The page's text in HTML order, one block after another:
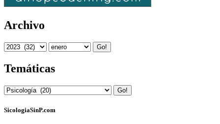
Archivo
Go!
Temáticas
Go!
SicologiaSinP.com